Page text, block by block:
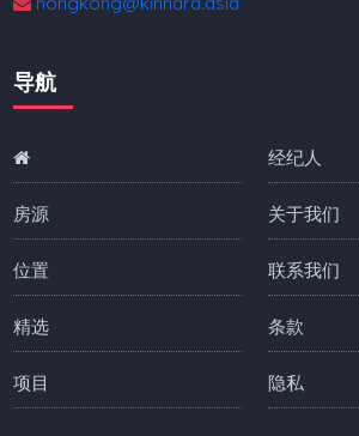
导航
房源
位置
精选
项目
经纪人
关于我们
联系我们
条款
隐私